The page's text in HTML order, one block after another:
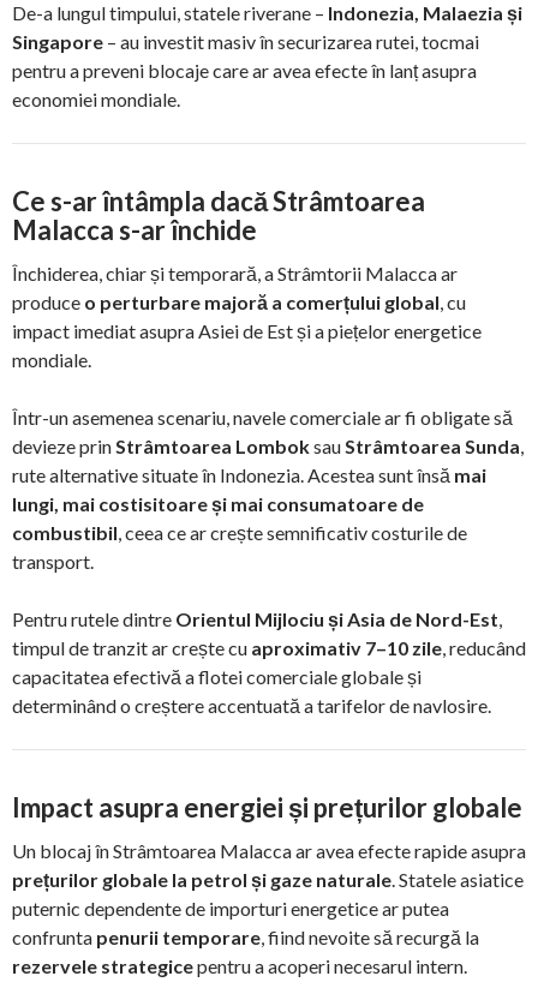
De-a lungul timpului, statele riverane – Indonezia, Malaezia și
Singapore – au investit masiv în securizarea rutei, tocmai
pentru a preveni blocaje care ar avea efecte în lanț asupra
economiei mondiale.
Ce s-ar întâmpla dacă Strâmtoarea
Malacca s-ar închide
Închiderea, chiar și temporară, a Strâmtorii Malacca ar
produce o perturbare majoră a comerțului global, cu
impact imediat asupra Asiei de Est și a piețelor energetice
mondiale.
Într-un asemenea scenariu, navele comerciale ar fi obligate să
devieze prinStrâmtoarea LomboksauStrâmtoarea Sunda,
rute alternative situate în Indonezia. Acestea sunt însă mai
lungi, mai costisitoare și mai consumatoare de
combustibil, ceea ce ar crește semnificativ costurile de
transport.
Pentru rutele dintre Orientul Mijlociu și Asia de Nord-Est,
timpul de tranzit ar crește cu aproximativ 7–10 zile, reducând
capacitatea efectivă a flotei comerciale globale și
determinând o creștere accentuată a tarifelor de navlosire.
Impact asupra energiei și prețurilor globale
Un blocaj în Strâmtoarea Malacca ar avea efecte rapide asupra
prețurilor globale la petrol și gaze naturale. Statele asiatice
puternic dependente de importuri energetice ar putea
confrunta penurii temporare, fiind nevoite să recurgă la
rezervele strategicepentru a acoperi necesarul intern.